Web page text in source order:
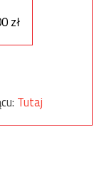
zł
Tutaj